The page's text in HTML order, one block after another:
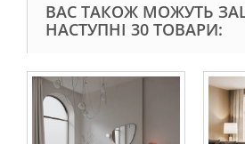
ВАС ТАКОЖ МОЖУТЬ
НАСТУПНІ 30 ТОВАРИ: